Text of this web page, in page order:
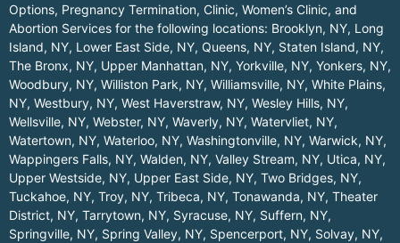
Options, Pregnancy Termination, Clinic, Women’s Clinic, and
Abortion Services for the following locations: Brooklyn, NY, Long
Island, NY, Lower East Side, NY, Queens, NY, Staten Island, NY,
The Bronx, NY, Upper Manhattan, NY, Yorkville, NY, Yonkers, NY,
Woodbury, NY, Williston Park, NY, Williamsville, NY, White Plains,
NY, Westbury, NY, West Haverstraw, NY, Wesley Hills, NY,
Wellsville, NY, Webster, NY, Waverly, NY, Watervliet, NY,
Watertown, NY, Waterloo, NY, Washingtonville, NY, Warwick, NY,
Wappingers Falls, NY, Walden, NY, Valley Stream, NY, Utica, NY,
Upper Westside, NY, Upper East Side, NY, Two Bridges, NY,
Tuckahoe, NY, Troy, NY, Tribeca, NY, Tonawanda, NY, Theater
District, NY, Tarrytown, NY, Syracuse, NY, Suffern, NY,
Springville, NY, Spring Valley, NY, Spencerport, NY, Solvay, NY,